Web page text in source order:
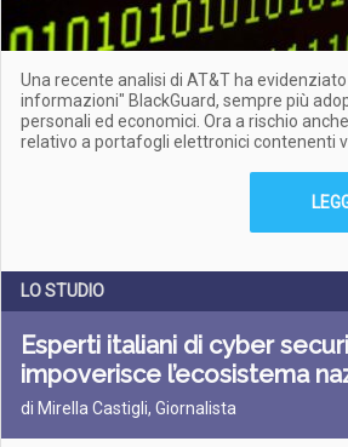
Una recente analisi di AT&T ha
informazioni" BlackGuard, sempre più
personali ed economici. Ora a rischio
relativo a portafogli elettronici contenenti
LO STUDIO
Esperti italiani di cyber
impoverisce l’ecosistema
di Mirella Castigli, Giornalista